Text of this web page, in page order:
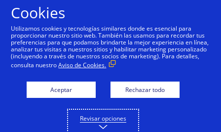
NOTAS DE PRENSA
Visa se convierte en la
primera de las
principales redes de
pago en liquidar
Cookies
Utilizamos cookies y tecnologías similares donde es esencial para
proporcionar nuestro sitio web. También las usamos para recordar tus
preferencias para que podamos brindarte la mejor experiencia en línea,
analizar tus visitas a nuestros sitios y habilitar marketing personalizado
(incluyendo a través de nuestros socios de marketing). Para detalles,
consulta nuestroAviso de Cookies.
Aceptar Rechazar todo
Revisar opciones